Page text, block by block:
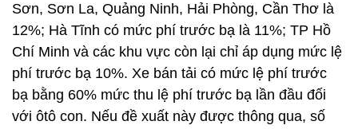
Sơn, Sơn La, Quảng Ninh, Hải Phòng, Cần Thơ là
12%; Hà Tĩnh có mức phí trước bạ là 11%; TP Hồ
Chí Minh và các khu vực còn lại chỉ áp dụng mức lệ
phí trước bạ 10%. Xe bán tải có mức lệ phí trước
bạ bằng 60% mức thu lệ phí trước bạ lần đầu đối
với ôtô con. Nếu đề xuất này được thông qua, số